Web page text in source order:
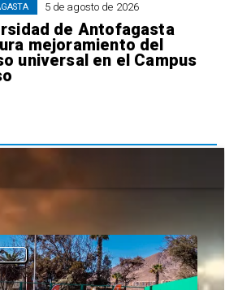
5 de agosto de 2026
de Antofagasta
mejoramiento del
universal en el Campus
DEPORTES